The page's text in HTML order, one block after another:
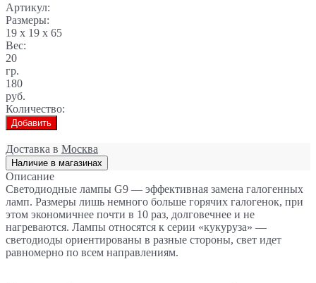
Артикул:
Размеры:
19 x 19 x 65
Вес:
20
гр.
180
руб.
Количество:
Добавить
Доставка в Москва
Наличие в магазинах
Описание
Светодиодные лампы G9 — эффективная замена галогенных
ламп. Размеры лишь немного больше горячих галогенок, при
этом экономичнее почти в 10 раз, долговечнее и не
нагреваются. Лампы относятся к серии «кукуруза» —
светодиоды ориентированы в разные стороны, свет идет
равномерно по всем направлениям.